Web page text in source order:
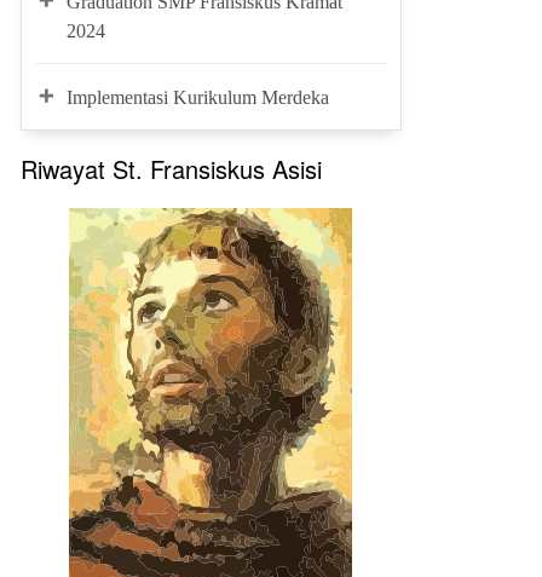
2024
Implementasi Kurikulum Merdeka
Riwayat St. Fransiskus Asisi